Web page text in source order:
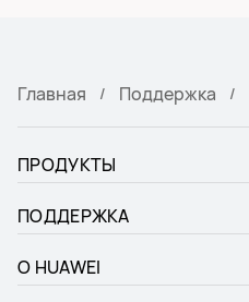
Главная Поддержка
ПРОДУКТЫ
ПОДДЕРЖКА
О HUAWEI